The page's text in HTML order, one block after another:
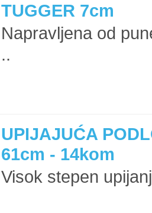
TUGGER 7cm
Napravljena od
..
UPIJAJUĆA
61cm - 14kom
Visok stepen